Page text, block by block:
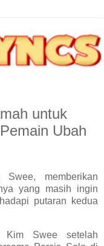
untuk
Ubah
memberikan
yang masih ingin
putaran kedua
Kim Swee setelah